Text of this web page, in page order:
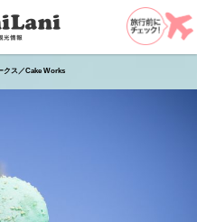
クス／Cake Works